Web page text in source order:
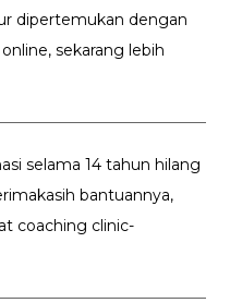
dipertemukan dengan
sekarang lebih
selama 14 tahun hilang
bantuannya,
coaching clinic-